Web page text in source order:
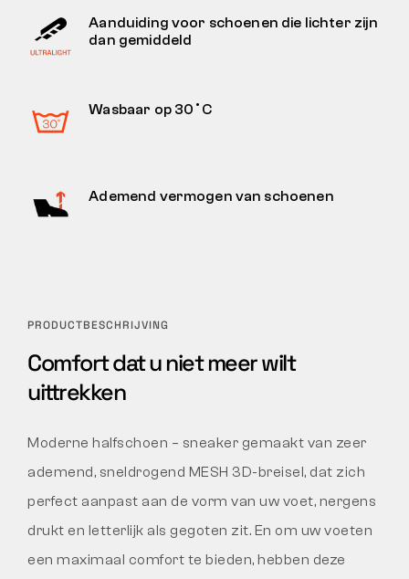
Aanduiding voor schoenen die lichter zijn
dan gemiddeld
Wasbaar op 30˚C
Ademend vermogen van schoenen
PRODUCTBESCHRIJVING
Comfort dat u niet meer wilt
uittrekken
Moderne halfschoen – sneaker gemaakt van zeer
ademend, sneldrogend MESH 3D-breisel, dat zich
perfect aanpast aan de vorm van uw voet, nergens
drukt en letterlijk als gegoten zit. En om uw voeten
een maximaal comfort te bieden, hebben deze